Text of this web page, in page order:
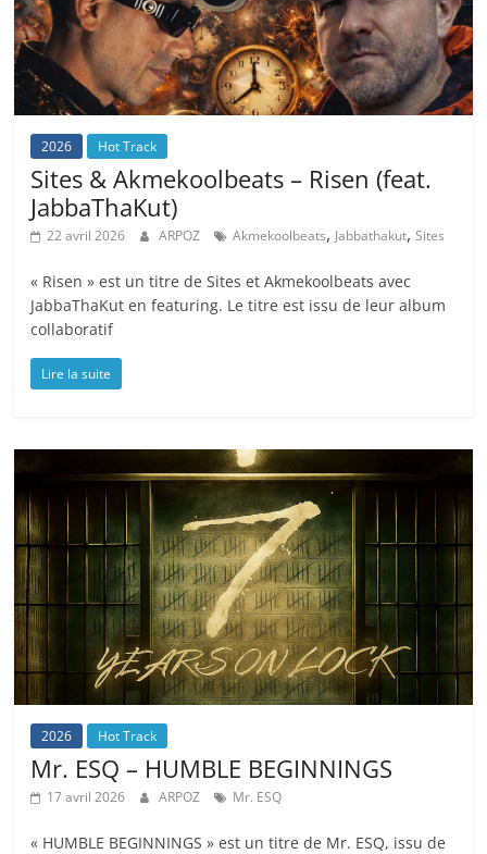
2026 Hot Track
Sites & Akmekoolbeats – Risen (feat.
JabbaThaKut)
22 avril 2026 ARPOZ Akmekoolbeats, Jabbathakut,Sites
« Risen » est un titre de Sites et Akmekoolbeats avec
JabbaThaKut en featuring. Le titre est issu de leur album
collaboratif
Lire la suite
2026 Hot Track
Mr. ESQ – HUMBLE BEGINNINGS
17 avril 2026 ARPOZ Mr. ESQ
« HUMBLE BEGINNINGS » est un titre de Mr. ESQ, issu de